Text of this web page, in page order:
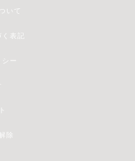
いて
表記
ー
除